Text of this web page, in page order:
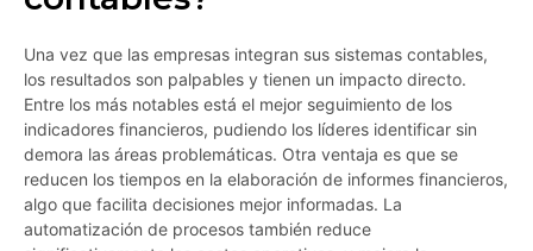
Una vez que las empresas integran sus sistemas contables,
los resultados son palpables y tienen un impacto directo.
Entre los más notables está el mejor seguimiento de los
indicadores financieros, pudiendo los líderes identificar sin
demora las áreas problemáticas. Otra ventaja es que se
reducen los tiempos en la elaboración de informes financieros,
algo que facilita decisiones mejor informadas. La
automatización de procesos también reduce